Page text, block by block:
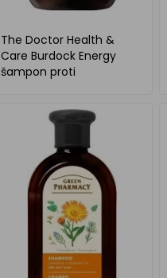
The Doctor Health &
Care Burdock Energy
šampon proti